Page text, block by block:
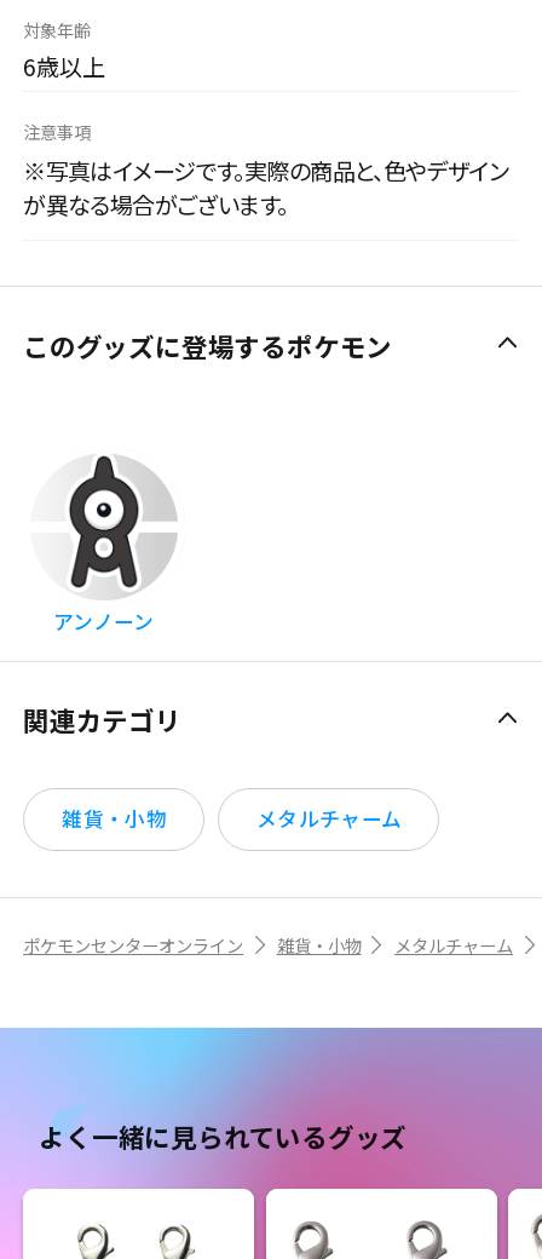
対象年齢
6歳以上
注意事項
※写真はイメージです。実際の商品と、色やデザイン
が異なる場合がございます。
このグッズに登場するポケモン
アンノーン
関連カテゴリ
雑貨・小物 メタルチャーム
ポケモンセンターオンライン 雑貨・小物 メタルチャーム
よく一緒に見られているグッズ